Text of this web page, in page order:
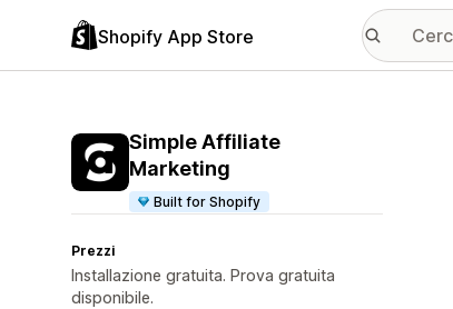
Shopify App Store
Simple Affiliate
Marketing
Built for Shopify
Prezzi
Installazione gratuita. Prova gratuita
disponibile.